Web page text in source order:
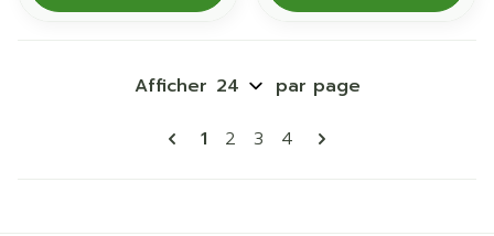
Pages
Vous lisez actuellement la page
1 Page
2 Page
3 Page
4
Afficher par page